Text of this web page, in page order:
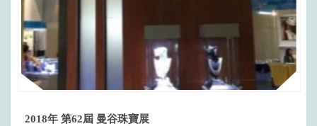
2018年 第62屆 曼谷珠寶展